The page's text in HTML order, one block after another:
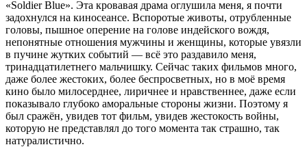
«Soldier Blue». Эта кровавая драма оглушила меня, я почти
задохнулся на киносеансе. Вспоротые животы, отрубленные
головы, пышное оперение на голове индейского вождя,
непонятные отношения мужчины и женщины, которые увязли
в пучине жутких событий — всё это раздавило меня,
тринадцатилетнего мальчишку. Сейчас таких фильмов много,
даже более жестоких, более беспросветных, но в моё время
кино было милосерднее, лиричнее и нравственнее, даже если
показывало глубоко аморальные стороны жизни. Поэтому я
был сражён, увидев тот фильм, увидев жестокость войны,
которую не представлял до того момента так страшно, так
натуралистично.